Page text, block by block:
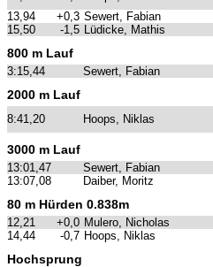
13,94
+0,3 Sewert, Fabian
15,50
-1,5 Lüdicke, Mathis
800 m Lauf
3:15,44 Sewert, Fabian
2000 m Lauf
8:41,20 Hoops, Niklas
3000 m Lauf
13:01,47 Sewert, Fabian
13:07,08
Daiber, Moritz
80 m Hürden 0.838m
12,21 +0,0 Mulero, Nicholas
14,44
-0,7 Hoops, Niklas
Hochsprung